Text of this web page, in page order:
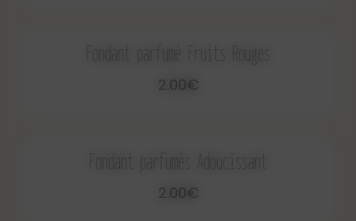
Fondant parfumé Fruits Rouges
2.00€
Fondant parfumés Adoucissant
2.00€